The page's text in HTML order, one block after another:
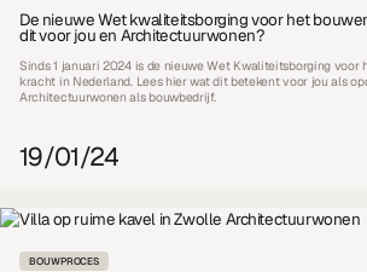
De nieuwe Wet kwaliteitsborging voor het
dit voor jou en Architectuurwonen?
Sinds 1 januari 2024 is de nieuwe Wet Kwaliteitsborging voor
kracht in Nederland. Lees hier wat dit betekent voor jou als
Architectuurwonen als bouwbedrijf.
19/01/24
BOUWPROCES